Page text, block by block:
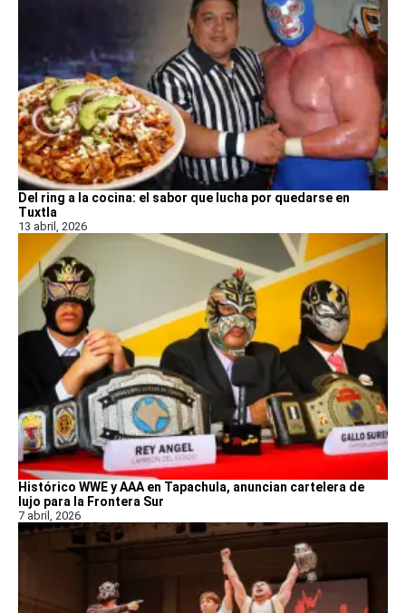
Del ring a la cocina: el sabor que lucha por quedarse en
Tuxtla
13 abril, 2026
Histórico WWE y AAA en Tapachula, anuncian cartelera de
lujo para la Frontera Sur
7 abril, 2026